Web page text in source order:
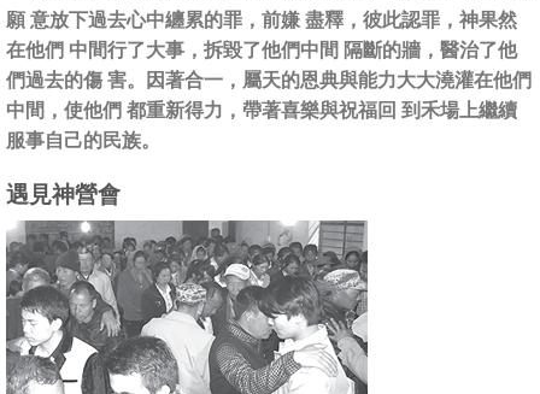
願 意放下過去心中纏累的罪，前嫌 盡釋，彼此認罪，神果然
在他們 中間行了大事，拆毀了他們中間 隔斷的牆，醫治了他
們過去的傷 害。因著合一，屬天的恩典與能力大大澆灌在他們
中間，使他們 都重新得力，帶著喜樂與祝福回 到禾場上繼續
服事自己的民族。
遇見神營會